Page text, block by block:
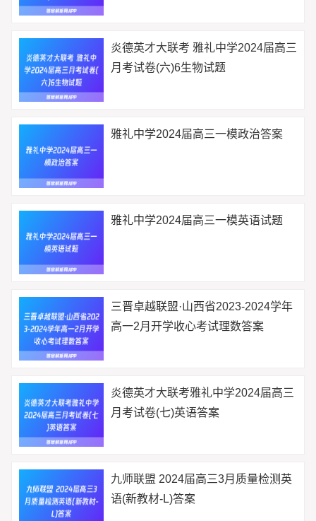
炎德英才大联考 雅礼中学2024届高三
月考试卷(六)6生物试题
雅礼中学2024届高三一模政治答案
雅礼中学2024届高三一模英语试题
三晋卓越联盟·山西省2023-2024学年
高一2月开学收心考试理数答案
炎德英才大联考雅礼中学2024届高三
月考试卷(七)英语答案
九师联盟 2024届高三3月质量检测英
语(新教材-L)答案